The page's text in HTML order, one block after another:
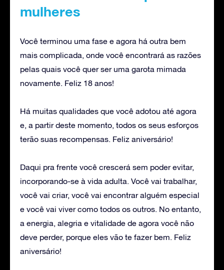
mulheres
Você terminou uma fase e agora há outra bem
mais complicada, onde você encontrará as razões
pelas quais você quer ser uma garota mimada
novamente. Feliz 18 anos!
Há muitas qualidades que você adotou até agora
e, a partir deste momento, todos os seus esforços
terão suas recompensas. Feliz aniversário!
Daqui pra frente você crescerá sem poder evitar,
incorporando-se à vida adulta. Você vai trabalhar,
você vai criar, você vai encontrar alguém especial
e você vai viver como todos os outros. No entanto,
a energia, alegria e vitalidade de agora você não
deve perder, porque eles vão te fazer bem. Feliz
aniversário!